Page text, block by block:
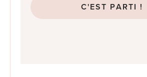
C'EST PARTI !